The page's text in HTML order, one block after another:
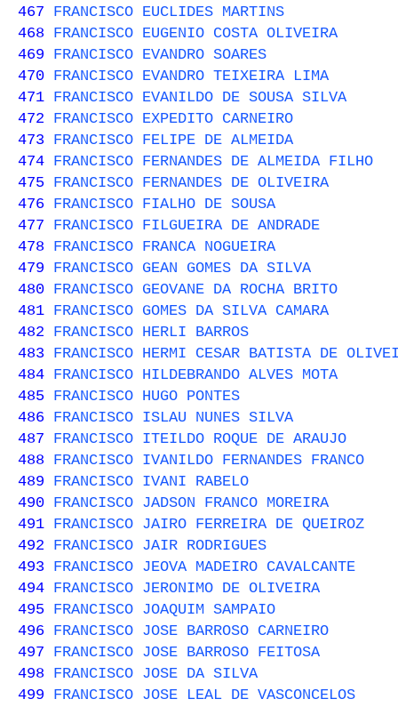
467 FRANCISCO EUCLIDES MARTINS
468 FRANCISCO EUGENIO COSTA OLIVEIRA
469 FRANCISCO EVANDRO SOARES
470 FRANCISCO EVANDRO TEIXEIRA LIMA
471 FRANCISCO EVANILDO DE SOUSA SILVA
472 FRANCISCO EXPEDITO CARNEIRO
473 FRANCISCO FELIPE DE ALMEIDA
474 FRANCISCO FERNANDES DE ALMEIDA FILHO
475 FRANCISCO FERNANDES DE OLIVEIRA
476 FRANCISCO FIALHO DE SOUSA
477 FRANCISCO FILGUEIRA DE ANDRADE
478 FRANCISCO FRANCA NOGUEIRA
479 FRANCISCO GEAN GOMES DA SILVA
480 FRANCISCO GEOVANE DA ROCHA BRITO
481 FRANCISCO GOMES DA SILVA CAMARA
482 FRANCISCO HERLI BARROS
483 FRANCISCO HERMI CESAR BATISTA DE
484 FRANCISCO HILDEBRANDO ALVES MOTA
485 FRANCISCO HUGO PONTES
486 FRANCISCO ISLAU NUNES SILVA
487 FRANCISCO ITEILDO ROQUE DE ARAUJO
488 FRANCISCO IVANILDO FERNANDES FRANCO
489 FRANCISCO IVANI RABELO
490 FRANCISCO JADSON FRANCO MOREIRA
491 FRANCISCO JAIRO FERREIRA DE QUEIROZ
492 FRANCISCO JAIR RODRIGUES
493 FRANCISCO JEOVA MADEIRO CAVALCANTE
494 FRANCISCO JERONIMO DE OLIVEIRA
495 FRANCISCO JOAQUIM SAMPAIO
496 FRANCISCO JOSE BARROSO CARNEIRO
497 FRANCISCO JOSE BARROSO FEITOSA
498 FRANCISCO JOSE DA SILVA
499 FRANCISCO JOSE LEAL DE VASCONCELOS